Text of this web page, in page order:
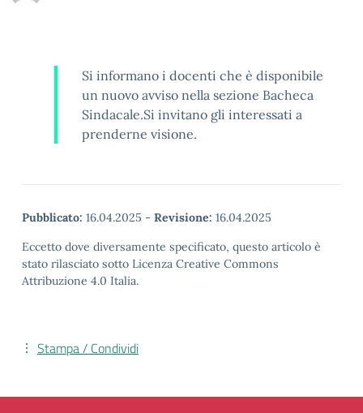
Si informano i docenti che è disponibile
un nuovo avviso nella sezione Bacheca
Sindacale.Si invitano gli interessati a
prenderne visione.
Pubblicato: 16.04.2025 - Revisione: 16.04.2025
Eccetto dove diversamente specificato, questo articolo è
stato rilasciato sotto Licenza Creative Commons
Attribuzione 4.0 Italia.
Stampa / Condividi